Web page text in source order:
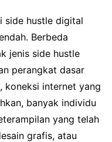
side hustle digital
Berbeda
jenis side hustle
perangkat dasar
koneksi internet yang
banyak individu
yang telah
grafis, atau